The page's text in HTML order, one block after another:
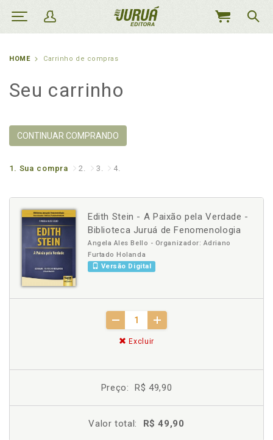
MEU
HOME Carrinho de compras
Seu carrinho
CONTINUAR COMPRANDO
1. Sua compra 2. 3. 4.
Edith Stein - A Paixão pela Verdade -
Biblioteca Juruá de Fenomenologia
Angela Ales Bello - Organizador: Adriano
Furtado Holanda
Versão Digital
Excluir
Preço: R$ 49,90
Valor total: R$ 49,90